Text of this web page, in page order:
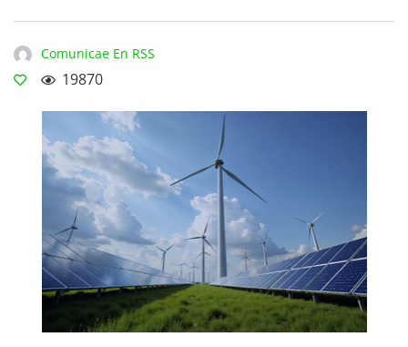
Comunicae En RSS
19870